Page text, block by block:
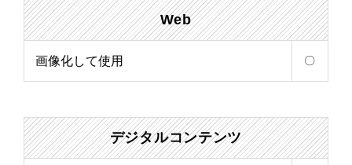
Web
画像化して使用 〇
デジタルコンテンツ